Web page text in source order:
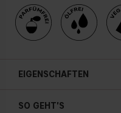
EIGENSCHAFTEN
SO GEHT'S